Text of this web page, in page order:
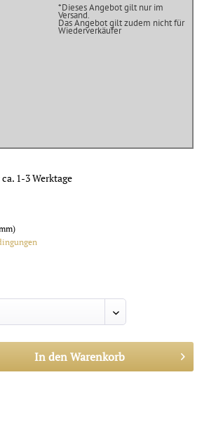
*Dieses Angebot gilt nur im
Versand.
Das Angebot gilt zudem nicht für
Wiederverkäufer
1-3 Werktage
In denWarenkorb